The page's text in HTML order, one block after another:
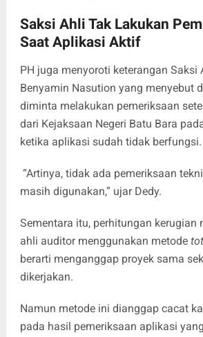
Saksi Ahli Tak Lakukan
Saat Aplikasi Aktif
PH juga menyoroti keterangan Saksi
Benyamin Nasution yang menyebut
diminta melakukan pemeriksaan
dari Kejaksaan Negeri Batu Bara
ketika aplikasi sudah tidak berfungsi.
“Artinya, tidak ada pemeriksaan
masih digunakan,” ujar Dedy.
Sementara itu, perhitungan kerugian
ahli auditor menggunakan metode
berarti menganggap proyek sama
dikerjakan.
Namun metode ini dianggap cacat
pada hasil pemeriksaan aplikasi